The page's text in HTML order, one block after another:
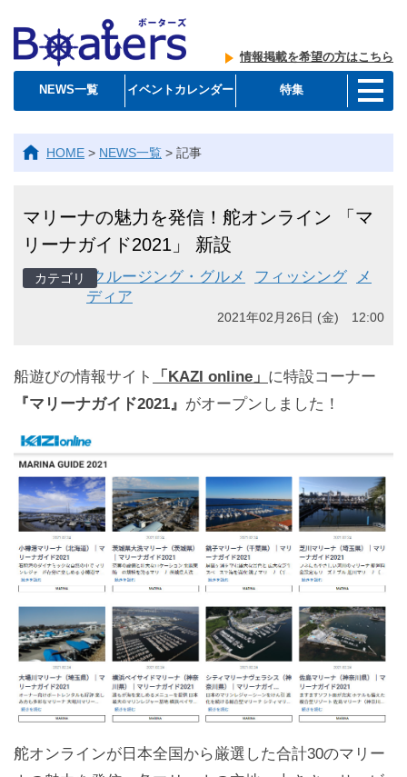
情報掲載を希望の方はこちら
NEWS一覧 イベントカレンダー 特集
HOME > NEWS一覧 > 記事
マリーナの魅力を発信！舵オンライン 「マ
リーナガイド2021」 新設
クルージング・グルメ フィッシング
メ
ディア
2021年02月26日 (金) 12:00
船遊びの情報サイト 「KAZI online」 に特設コーナー
『マリーナガイド2021』 がオープンしました！
舵オンラインが日本全国から厳選した合計30のマリー